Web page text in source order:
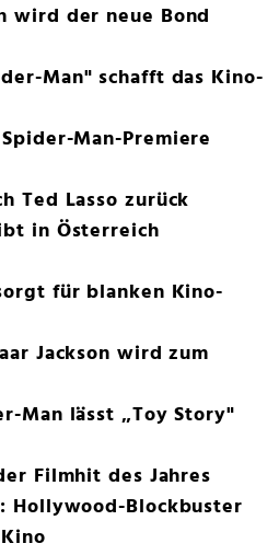
wird der neue Bond
Man" schafft das Kino-
Man-Premiere
Ted Lasso zurück
in Österreich
für blanken Kino-
Jackson wird zum
Man lässt „Toy Story"
Filmhit des Jahres
Hollywood-Blockbuster